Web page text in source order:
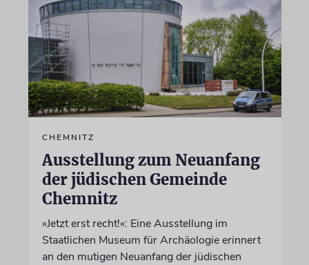
CHEMNITZ
Ausstellung zum Neuanfang
der jüdischen Gemeinde
Chemnitz
»Jetzt erst recht!«: Eine Ausstellung im
Staatlichen Museum für Archäologie erinnert
an den mutigen Neuanfang der jüdischen